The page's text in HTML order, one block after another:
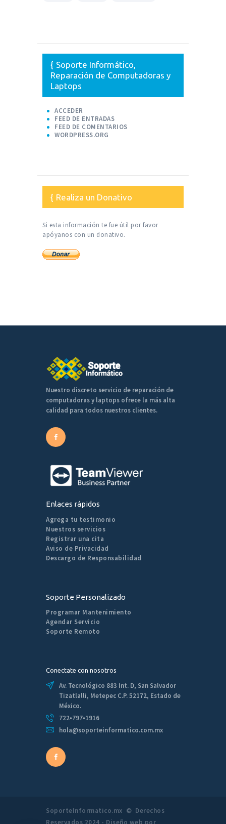
Soporte Informático,
Reparación de Computadoras y
Laptops
ACCEDER
FEED DE ENTRADAS
FEED DE COMENTARIOS
WORDPRESS.ORG
Realiza un Donativo
Si esta información te fue útil por favor
apóyanos con un donativo.
Nuestro discreto servicio de reparación de
computadoras y laptops ofrece la más alta
calidad para todos nuestros clientes.
Enlaces rápidos
Agrega tu testimonio
Nuestros servicios
Registrar una cita
Aviso de Privacidad
Descargo de Responsabilidad
Soporte Personalizado
Programar Mantenimiento
Agendar Servicio
Soporte Remoto
Conectate con nosotros
Av. Tecnológico 883 Int. D, San Salvador
Tizatlalli, Metepec C.P. 52172, Estado de
México.
722•797•1916
hola@soporteinformatico.com.mx
SoporteInformatico.mx © Derechos
Reservados 2024 - Diseño web por